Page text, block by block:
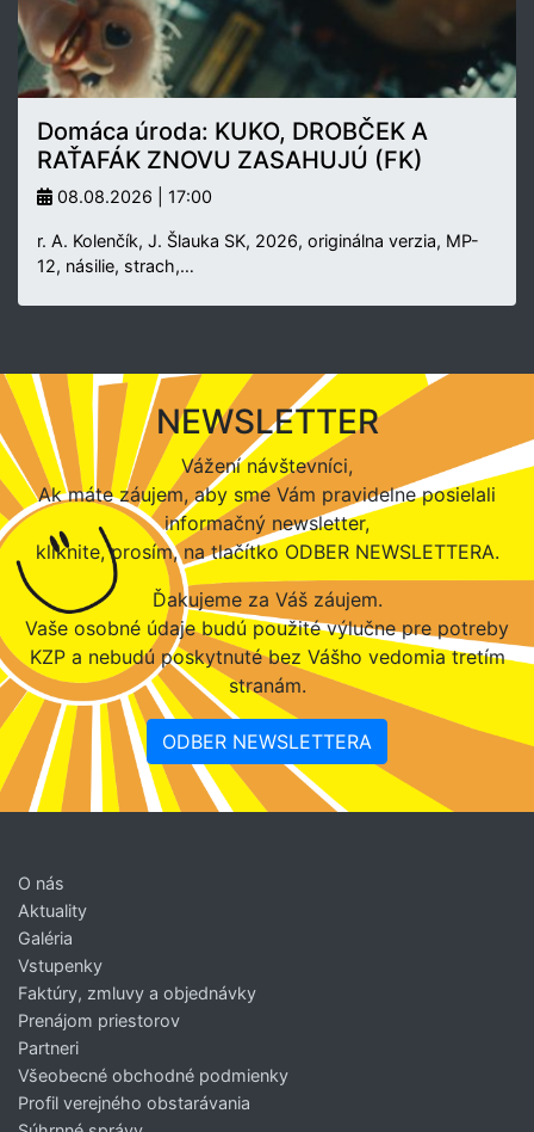
Domáca úroda: KUKO, DROBČEK A
RAŤAFÁK ZNOVU ZASAHUJÚ (FK)
08.08.2026 | 17:00
r. A. Kolenčík, J. Šlauka SK, 2026, originálna verzia, MP-
12, násilie, strach,…
NEWSLETTER
Vážení návštevníci,
Ak máte záujem, aby sme Vám pravidelne posielali
informačný newsletter,
kliknite, prosím, na tlačítko ODBER NEWSLETTERA.
Ďakujeme za Váš záujem.
Vaše osobné údaje budú použité výlučne pre potreby
KZP a nebudú poskytnuté bez Vášho vedomia tretím
stranám.
ODBER NEWSLETTERA
O nás
Aktuality
Galéria
Vstupenky
Faktúry, zmluvy a objednávky
Prenájom priestorov
Partneri
Všeobecné obchodné podmienky
Profil verejného obstarávania